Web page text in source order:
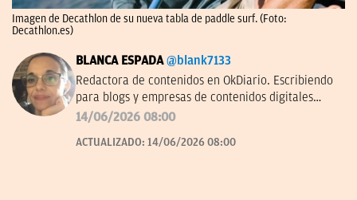
Imagen de Decathlon de su nueva tabla de paddle surf. (Foto:
Decathlon.es)
BLANCA ESPADA @blank7133
Redactora de contenidos en OkDiario. Escribiendo
para blogs y empresas de contenidos digitales
desde 2007.
14/06/2026 08:00
ACTUALIZADO: 14/06/2026 08:00